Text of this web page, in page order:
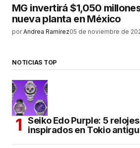
MG invertirá $1,050
nueva planta en México
por Andrea Ramírez05 de noviembre de
NOTICIAS TOP
Seiko Edo Purple: 5
inspirados en Tokio